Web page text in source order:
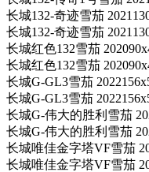
长城132-奇迹雪茄
长城132-奇迹雪茄
长城红色132雪茄
长城红色132雪茄
长城G-GL3雪茄
长城G-GL3雪茄
长城G-伟大的胜利雪茄
长城G-伟大的胜利雪茄
长城唯佳金字塔VF雪茄
长城唯佳金字塔VF雪茄